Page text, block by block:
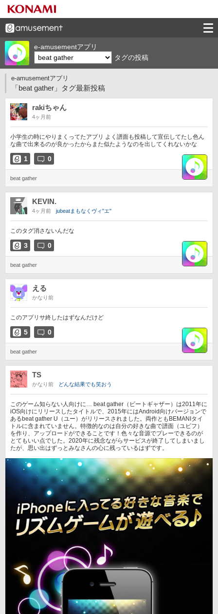
e-amusementアプリ
タグの投稿
e-amusementアプリ
「beat gather」タグ最新投稿
rakiちゃん
4ヶ月前
小学生の時にやりまくってたアプリ よく譜面も投稿して宣伝してたし色ん
な曲で出来るのが良かったからまた似たようなのを出してくれないかな
1 0
beat gather
KEVIN.
4ヶ月前 jubeatまもなくヴィ"エ"
このタグ消さないんだな
3 0
beat gather
える
かなり前
このアプリサ終したはずなんだけど
5 0
beat gather
TS
かなり前 どんな結果でも笑おう
このゲーム知らない人向けに… beat gather（ビートギャザー）は2011年に
iOS向けにリリースしたタイトルで、2015年にはAndroid向けバージョンで
あるbeat gather U（ユー）がリリースされました。両作ともBEMANIタイ
トルに含まれていません。特徴的なのは自分の好きな曲で譜面（ユビフ）
を作り、アップロードができることです！色々な音源でプレーできるのが
とてもいい点でした。2020年に残念ながらサービスが終了してしまいまし
たが、思い出はずっとみなさんの心に残っているはずです。